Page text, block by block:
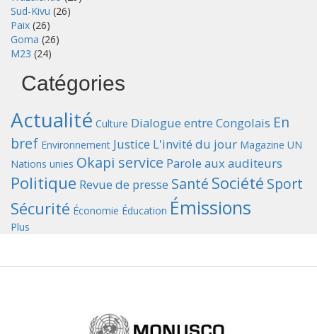
Sud-Kivu (26)
Paix (26)
Goma (26)
M23 (24)
Catégories
Actualité Culture Dialogue entre Congolais En
bref Environnement Justice L'invité du jour Magazine UN
Nations unies Okapi service Parole aux auditeurs
Politique Revue de presse Santé Société Sport
Sécurité Économie Éducation Émissions
Plus